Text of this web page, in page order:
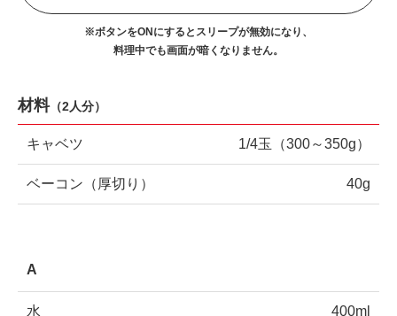
※ボタンをONにするとスリープが無効になり、
料理中でも画面が暗くなりません。
材料（2人分）
キャベツ 1/4玉（300～350g）
ベーコン（厚切り） 40g
A
水 400ml